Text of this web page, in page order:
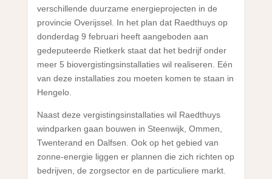
verschillende duurzame energieprojecten in de
provincie Overijssel. In het plan dat Raedthuys op
donderdag 9 februari heeft aangeboden aan
gedeputeerde Rietkerk staat dat het bedrijf onder
meer 5 biovergistingsinstallaties wil realiseren. Eén
van deze installaties zou moeten komen te staan in
Hengelo.
Naast deze vergistingsinstallaties wil Raedthuys
windparken gaan bouwen in Steenwijk, Ommen,
Twenterand en Dalfsen. Ook op het gebied van
zonne-energie liggen er plannen die zich richten op
bedrijven, de zorgsector en de particuliere markt.